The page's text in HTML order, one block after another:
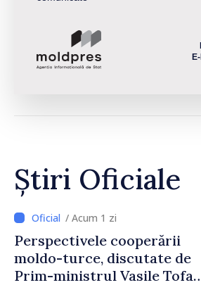
Știri Oficiale
/ Acum 1 zi
Perspectivele cooperării
moldo-turce, discutate de
Prim-ministrul Vasile Tofan